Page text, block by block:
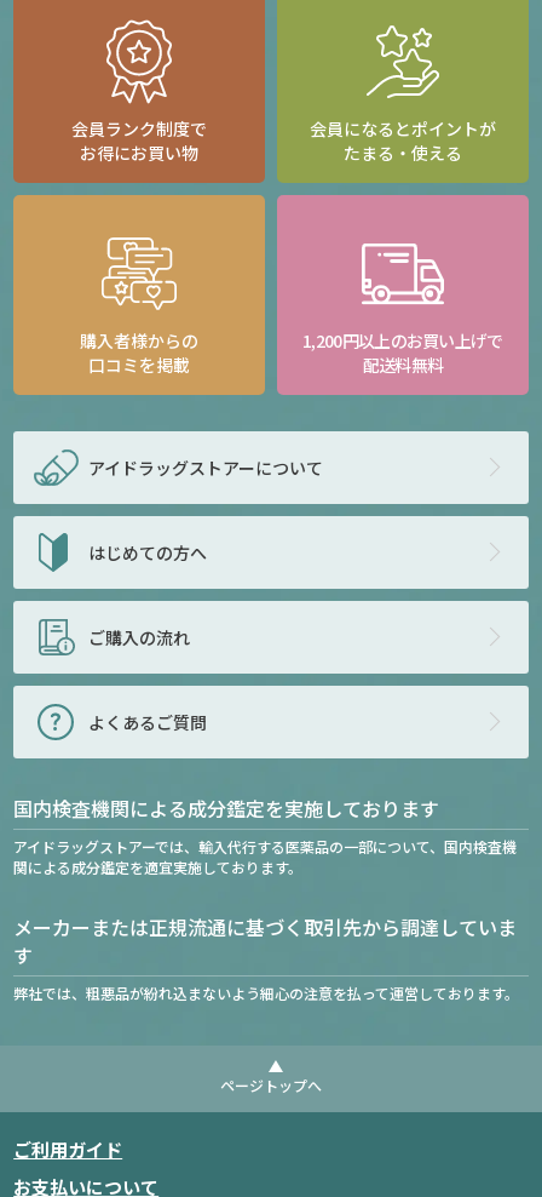
会員ランク制度で
お得にお買い物
会員になるとポイントが
たまる・使える
購入者様からの
口コミを掲載
1,200円以上のお買い上げで
配送料無料
アイドラッグストアーについて
はじめての方へ
ご購入の流れ
よくあるご質問
国内検査機関による成分鑑定を実施しております
アイドラッグストアーでは、輸入代行する医薬品の一部について、国内検査機
関による成分鑑定を適宜実施しております。
メーカーまたは正規流通に基づく取引先から調達していま
す
弊社では、粗悪品が紛れ込まないよう細心の注意を払って運営しております。
ページトップへ
ご利用ガイド
お支払いについて